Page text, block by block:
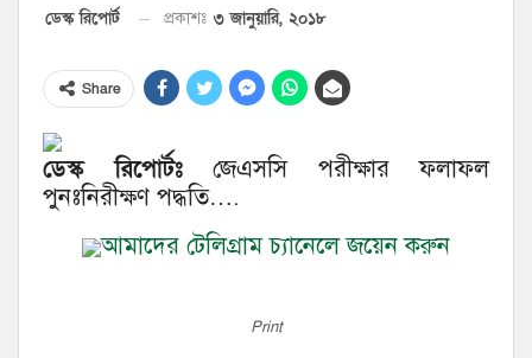
ডেস্ক রিপোর্ট প্রকাশঃ ৩ জানুয়ারি, ২০১৮
Share
ডেস্ক রিপোর্টঃজেএসসি পরীক্ষার ফলাফল
পুনঃনিরীক্ষণ পদ্ধতি….
আমাদের টেলিগ্রাম চ্যানেলে জয়েন করুন
Print